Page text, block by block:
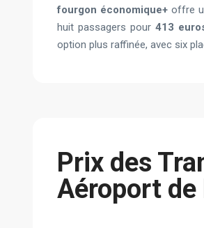
fourgon économique+offre
huit passagers pour413
option plus raffinée, avec six
Prix des
Aéroport de